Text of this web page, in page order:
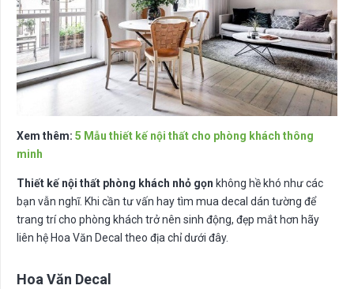
Xem thêm: 5 Mẫu thiết kế nội thất cho phòng khách thông
minh
Thiết kế nội thất phòng khách nhỏ gọn không hề khó như các
bạn vẫn nghĩ. Khi cần tư vấn hay tìm mua decal dán tường để
trang trí cho phòng khách trở nên sinh động, đẹp mắt hơn hãy
liên hệ Hoa Văn Decal theo địa chỉ dưới đây.
Hoa Văn Decal